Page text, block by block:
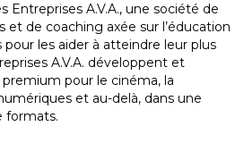
Entreprises A.V.A., une société de
de coaching axée sur l’éducation
les aider à atteindre leur plus
A.V.A. développent et
pour le cinéma, la
et au-delà, dans une
formats.